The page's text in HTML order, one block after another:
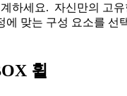
하세요. 자신만의 고
에 맞는 구성 요소를 선
휠